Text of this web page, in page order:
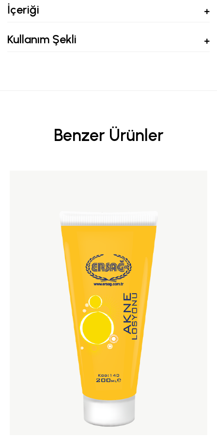
İçeriği
Kullanım Şekli
Benzer Ürünler